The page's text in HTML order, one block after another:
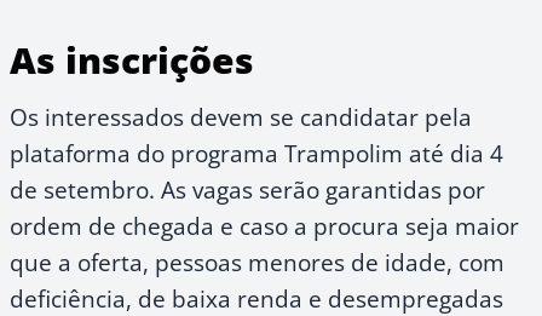
As inscrições
Os interessados devem se candidatar pela
plataforma do programa Trampolim até dia 4
de setembro. As vagas serão garantidas por
ordem de chegada e caso a procura seja maior
que a oferta, pessoas menores de idade, com
deficiência, de baixa renda e desempregadas